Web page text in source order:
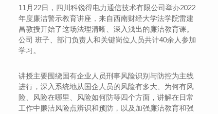
11月22日，四川科锐得电力通信技术有限公司举办2022
年度廉洁警示教育讲座，来自西南财经大学法学院雷建
昌教授开始了这场法理清晰、深入浅出的廉洁教育课。
公司 班子、部门负责人和关键岗位人员共计40余人参加
学习。
讲授主要围绕国有企业人员刑事风险识别与防控为主线
进行，深入系统地从国企人员的风险有多大、为何有风
险、风险在哪里、风险如何防等四个方面，讲解在日常
工作中廉洁风险点辨识和预防，以及加强廉洁教育和强